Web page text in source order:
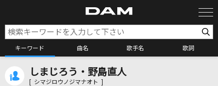
キーワード 曲名 歌手名 歌詞
カラオケ検索
しまじろう・野島直人
[ シマジロウノジマナオト ]